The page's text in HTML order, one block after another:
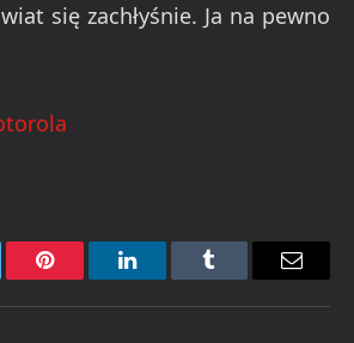
się zachłyśnie. Ja na pewno
Pinterest LinkedInTumblr Email